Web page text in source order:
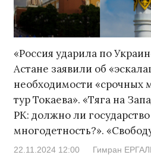
«Россия ударила по
Астане заявили об
необходимости «срочных
тур Токаева». «Тяга на
РК: должно ли
многодетность?».
22.11.2024 12:00 Гимран